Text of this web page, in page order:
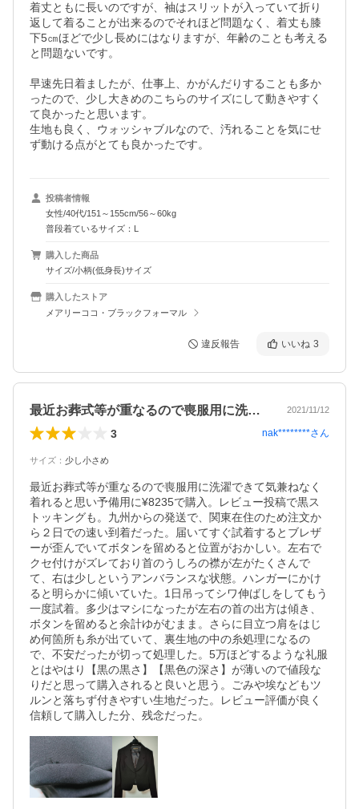
着丈ともに長いのですが、袖はスリットが入っていて折り
返して着ることが出来るのでそれほど問題なく、着丈も膝
下5㎝ほどで少し長めにはなりますが、年齢のことも考える
と問題ないです。
早速先日着ましたが、仕事上、かがんだりすることも多か
ったので、少し大きめのこちらのサイズにして動きやすく
て良かったと思います。
生地も良く、ウォッシャブルなので、汚れることを気にせ
ず動ける点がとても良かったです。
投稿者情報
女性/40代/151～155cm/56～60kg
普段着ているサイズ：L
購入した商品
サイズ/小柄(低身長)サイズ
購入したストア
メアリーココ・ブラックフォーマル
違反報告 いいね 3
最近お葬式等が重なるので喪服用に洗濯で… 2021/11/12
3 nak********さん
サイズ ： 少し小さめ
最近お葬式等が重なるので喪服用に洗濯できて気兼ねなく
着れると思い予備用に¥8235で購入。レビュー投稿で黒ス
トッキングも。九州からの発送で、関東在住のため注文か
ら２日での速い到着だった。届いてすぐ試着するとブレザ
ーが歪んでいてボタンを留めると位置がおかしい。左右で
クセ付けがズレており首のうしろの襟が左がたくさんで
て、右は少しというアンバランスな状態。ハンガーにかけ
ると明らかに傾いていた。1日吊ってシワ伸ばしをしてもう
一度試着。多少はマシになったが左右の首の出方は傾き、
ボタンを留めると余計ゆがむまま。さらに目立つ肩をはじ
め何箇所も糸が出ていて、裏生地の中の糸処理になるの
で、不安だったが切って処理した。5万ほどするような礼服
とはやはり【黒の黒さ】【黒色の深さ】が薄いので値段な
りだと思って購入されると良いと思う。ごみや埃などもツ
ルンと落ちず付きやすい生地だった。レビュー評価が良く
信頼して購入した分、残念だった。